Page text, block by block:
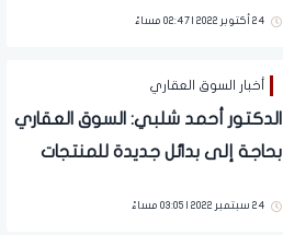
التكنولوجيا والتصميم التعليمي
24 أكتوبر 2022 | 02:47 مساءً
أخبار السوق العقاري
الدكتور أحمد شلبي: السوق العقاري
بحاجة إلى بدائل جديدة للمنتجات
24 سبتمبر 2022 | 03:05 مساءً